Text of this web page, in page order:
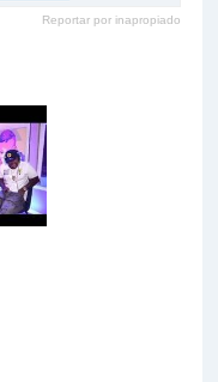
Pinterest
tumblrGoogle+meneame
Reportar por inapropiado